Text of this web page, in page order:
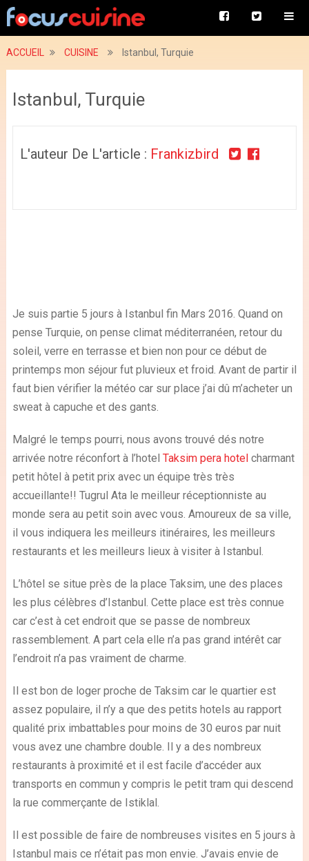
ACCUEIL CUISINE Istanbul, Turquie
Istanbul, Turquie
L'auteur De L'article : Frankizbird
Je suis partie 5 jours à Istanbul fin Mars 2016. Quand on
pense Turquie, on pense climat méditerranéen, retour du
soleil, verre en terrasse et bien non pour ce début de
printemps mon séjour fut pluvieux et froid. Avant de partir il
faut bien vérifier la météo car sur place j’ai dû m’acheter un
sweat à capuche et des gants.
Malgré le temps pourri, nous avons trouvé dés notre
arrivée notre réconfort à l’hotel Taksim pera hotelcharmant
petit hôtel à petit prix avec un équipe très très
accueillante!! Tugrul Ata le meilleur réceptionniste au
monde sera au petit soin avec vous. Amoureux de sa ville,
il vous indiquera les meilleurs itinéraires, les meilleurs
restaurants et les meilleurs lieux à visiter à Istanbul.
L’hôtel se situe près de la place Taksim, une des places
les plus célèbres d’Istanbul. Cette place est très connue
car c’est à cet endroit que se passe de nombreux
rassemblement. A part cela elle n’a pas grand intérêt car
l’endroit n’a pas vraiment de charme.
Il est bon de loger proche de Taksim car le quartier est
assez populaire, il n’y a que des petits hotels au rapport
qualité prix imbattables pour moins de 30 euros par nuit
vous avez une chambre double. Il y a des nombreux
restaurants à proximité et il est facile d’accéder aux
transports en commun y compris le petit tram qui descend
la rue commerçante de Istiklal.
Il est possible de faire de nombreuses visites en 5 jours à
Istanbul mais ce n’était pas mon envie. J’avais envie de